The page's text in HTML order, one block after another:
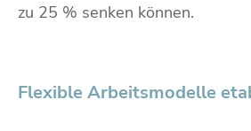
zu 25 % senken können.
Flexible Arbeitsmodelle